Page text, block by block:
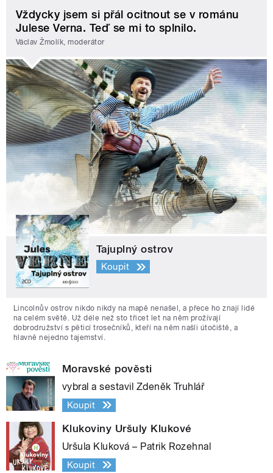
Vždycky jsem si přál ocitnout se v románu
Julese Verna. Teď se mi to splnilo.
Václav Žmolík, moderátor
Tajuplný ostrov
Koupit
Lincolnův ostrov nikdo nikdy na mapě nenašel, a přece ho znají lidé
na celém světě. Už déle než sto třicet let na něm prožívají
dobrodružství s pěticí trosečníků, kteří na něm našli útočiště, a
hlavně nejedno tajemství.
Moravské pověsti
vybral a sestavil Zdeněk Truhlář
Koupit
Klukoviny Uršuly Klukové
Uršula Kluková – Patrik Rozehnal
Koupit